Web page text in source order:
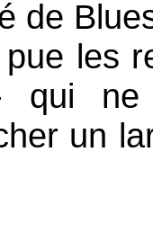
de
les
qui ne
un